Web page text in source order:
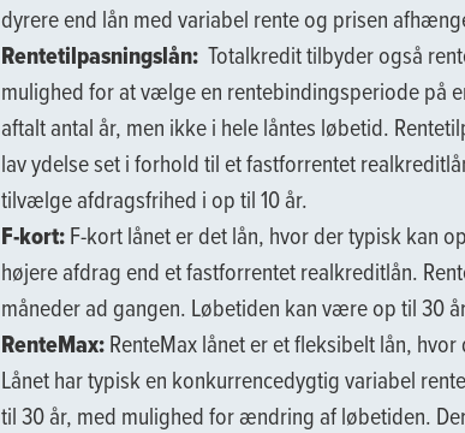
dyrere end lån med variabel rente og prisen
Rentetilpasningslån: Totalkredit tilbyder også
mulighed for at vælge en rentebindingsperiode på
aftalt antal år, men ikke i hele låntes løbetid.
lav ydelse set i forhold til et fastforrentet
tilvælge afdragsfrihed i op til 10 år.
F-kort:F-kort lånet er det lån, hvor der typisk kan
højere afdrag end et fastforrentet realkreditlån.
måneder ad gangen. Løbetiden kan være op til 30
RenteMax:RenteMax lånet er et fleksibelt lån,
Lånet har typisk en konkurrencedygtig variabel
til 30 år, med mulighed for ændring af løbetiden.